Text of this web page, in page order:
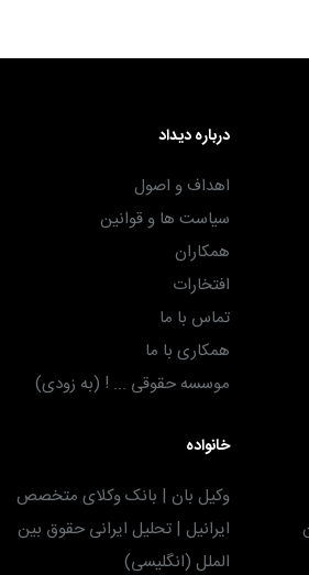
درباره دیداد
اهداف و اصول
سیاست ها و قوانین
همکاران
افتخارات
تماس با ما
همکاری با ما
موسسه حقوقی ... ! (به زودی)
خانواده
وکیل بان | بانک وکلای متخصص
ایرانیل | تحلیل ایرانی حقوق بین
الملل (انگلیسی)